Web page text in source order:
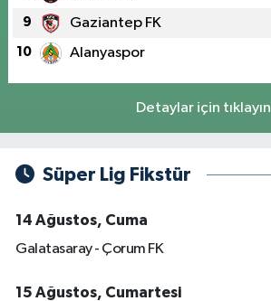
9 Gaziantep FK
10 Alanyaspor
Detaylar için tıklayın
Süper Lig Fikstür
14 Ağustos, Cuma
Galatasaray - Çorum FK
15 Ağustos, Cumartesi